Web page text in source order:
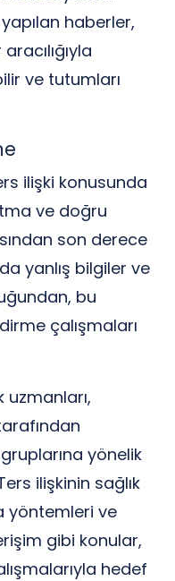
haberler,
ve tutumları
ilişki konusunda
ve doğru
son derece
yanlış bilgiler ve
bu
çalışmaları
uzmanları,
yönelik
ilişkinin sağlık
yöntemleri ve
gibi konular,
hedef